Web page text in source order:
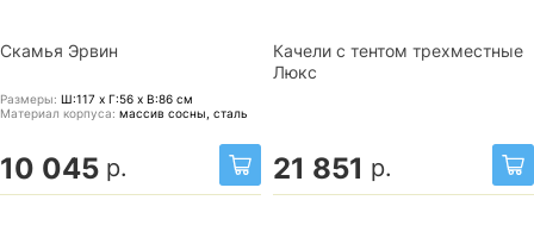
Скамья Эрвин
Размеры: Ш:117 x Г:56 x В:86 см
Материал корпуса: массив сосны, сталь
10 045 р.
Качели с тентом трехместные
Люкс
21 851 р.